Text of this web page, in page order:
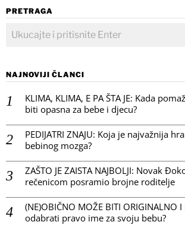
PRETRAGA
NAJNOVIJI ČLANCI
KLIMA, KLIMA, E PA ŠTA JE: Kada
biti opasna za bebe i djecu?
PEDIJATRI ZNAJU: Koja je najvažnija
bebinog mozga?
ZAŠTO JE ZAISTA NAJBOLJI: Novak
rečenicom posramio brojne roditelje
(NE)OBIČNO MOŽE BITI ORIGINALNO I
odabrati pravo ime za svoju bebu?